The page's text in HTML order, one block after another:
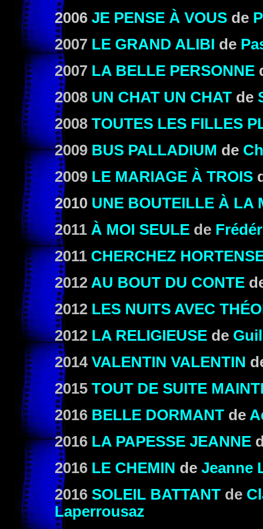
2006 JE PENSE À VOUS de
2007 LE GRAND ALIBI de
2007 LA BELLE PERSONNE
2008 UN CHAT UN CHAT de
2008 TOUTES LES FILLES
2009 BUS PALLADIUM de
2009 LE MARIAGE À TROIS
2010 UNE BOUTEILLE À LA
2011 À MOI SEULE de
2011 CHERCHEZ
2012 AU BOUT DU CONTE
2012 LES NUITS AVEC
2012 LA RELIGIEUSE de
2014 VALENTIN VALENTIN
2015 TOUT DE SUITE
2016 BELLE DORMANT de
2016 LA PAPESSE JEANNE
2016 LE CHEMIN de Jeanne
2016 SOLEIL BATTANT de
Laperrousaz